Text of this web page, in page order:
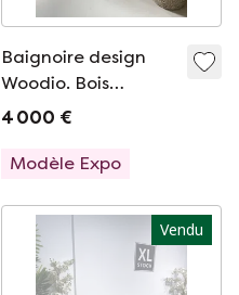
Baignoire design
Woodio. Bois
composite brun
4 000 €
Modèle Expo
Vendu